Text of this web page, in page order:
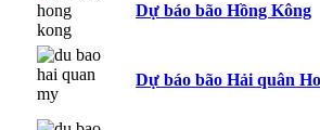
Dự báo bão Hồng Kông
Dự báo bão Hải quân